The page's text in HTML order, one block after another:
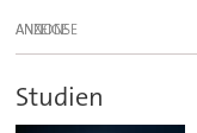
ANZEIGE
Studien